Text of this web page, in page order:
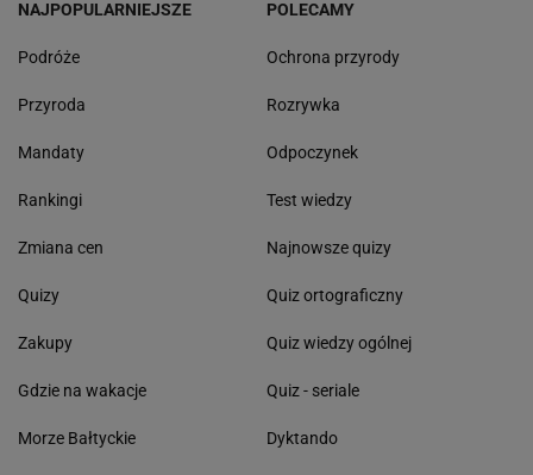
NAJPOPULARNIEJSZE
Podróże
Przyroda
Mandaty
Rankingi
Zmiana cen
Quizy
Zakupy
Gdzie na wakacje
Morze Bałtyckie
POLECAMY
Ochrona przyrody
Rozrywka
Odpoczynek
Test wiedzy
Najnowsze quizy
Quiz ortograficzny
Quiz wiedzy ogólnej
Quiz - seriale
Dyktando